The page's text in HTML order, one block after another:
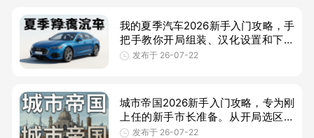
我的夏季汽车2026新手入门攻略，手
把手教你开局组装、汉化设置和下载
安装方法，帮助新手快速上手这款硬
发布于 26-07-22
城市帝国2026新手入门攻略，专为刚
上任的新手市长准备。从开局选区、
产业布局到赚钱技巧，手把手教你当
发布于 26-07-22